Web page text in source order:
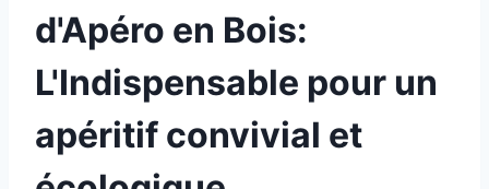
d'Apéro en Bois:
L'Indispensable pour un
apéritif convivial et